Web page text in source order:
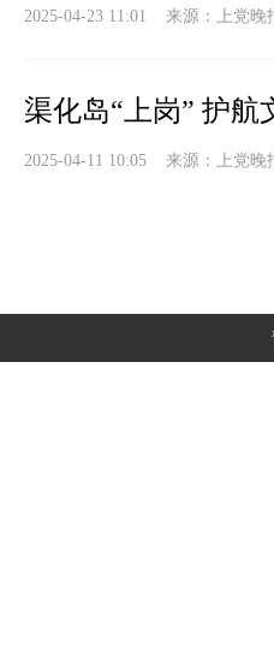
2025-04-23 11:01 来源： 上党晚
渠化岛“上岗” 护航
2025-04-11 10:05 来源： 上党晚